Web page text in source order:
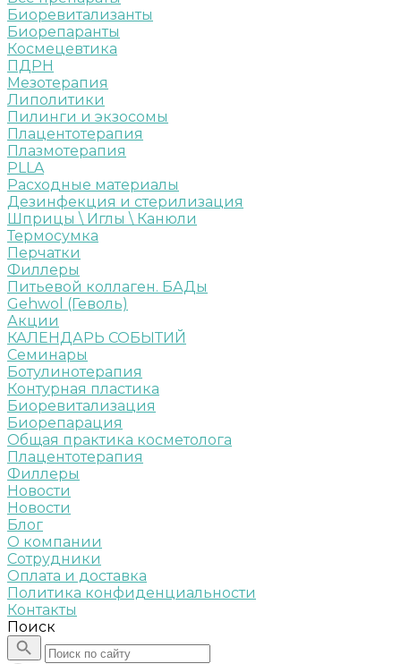
Биоревитализанты
Биорепаранты
Космецевтика
ПДРН
Мезотерапия
Липолитики
Пилинги и экзосомы
Плацентотерапия
Плазмотерапия
PLLA
Расходные материалы
Дезинфекция и стерилизация
Шприцы \ Иглы \ Канюли
Термосумка
Перчатки
Филлеры
Питьевой коллаген. БАДы
Gehwol (Геволь)
Акции
КАЛЕНДАРЬ СОБЫТИЙ
Семинары
Ботулинотерапия
Контурная пластика
Биоревитализация
Биорепарация
Общая практика косметолога
Плацентотерапия
Филлеры
Новости
Новости
Блог
О компании
Сотрудники
Оплата и доставка
Политика конфиденциальности
Контакты
Поиск